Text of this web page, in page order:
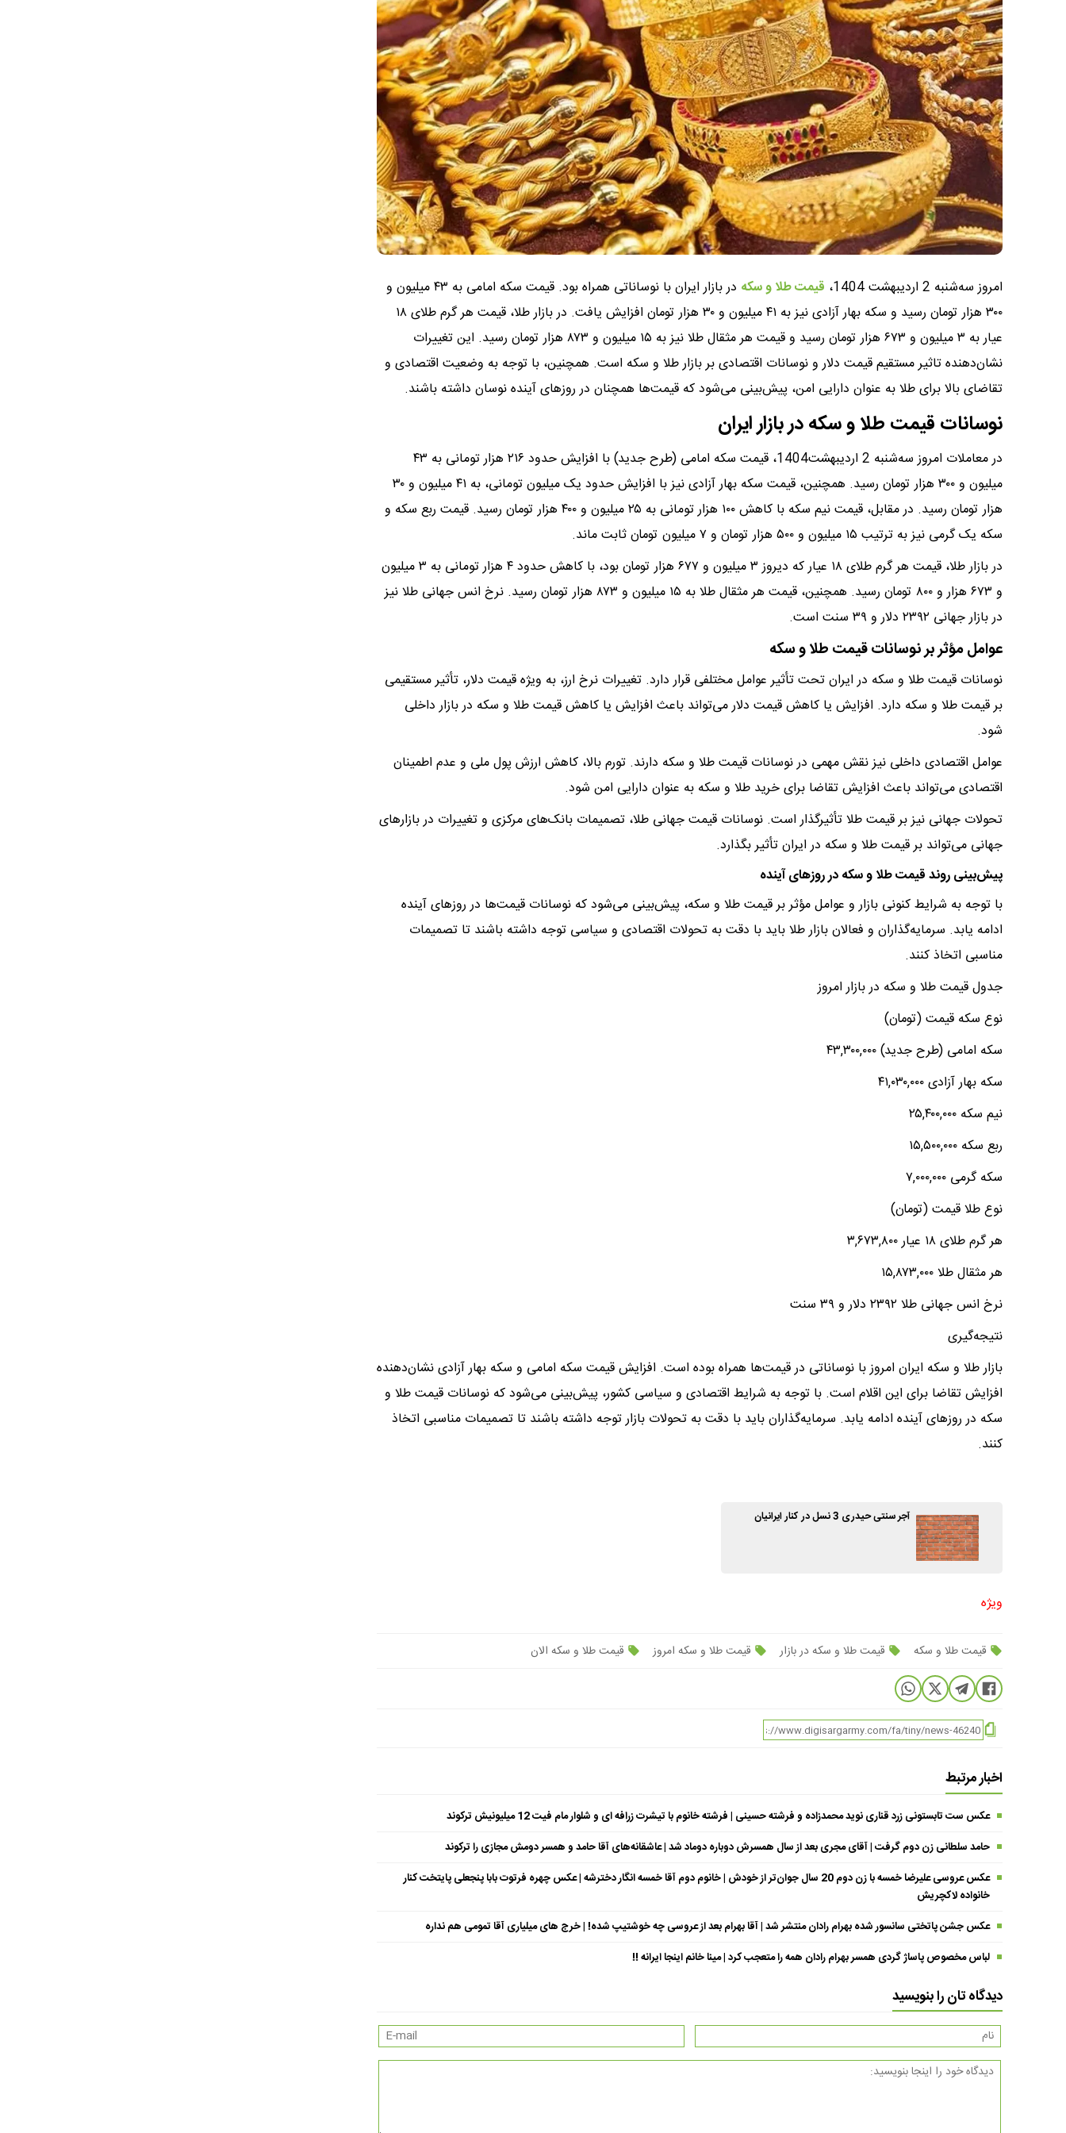
امروز سه‌شنبه 2 اردیبهشت 1404، قیمت طلا و سکه
در بازار ایران با نوساناتی همراه بود. قیمت سکه امامی به ۴۳ میلیون و
۳۰۰ هزار تومان رسید و سکه بهار آزادی نیز به ۴۱ میلیون و ۳۰ هزار تومان افزایش یافت. در بازار طلا، قیمت هر گرم طلای ۱۸
عیار به ۳ میلیون و ۶۷۳ هزار تومان رسید و قیمت هر مثقال طلا نیز به ۱۵ میلیون و ۸۷۳ هزار تومان رسید. این تغییرات
نشان‌دهنده تاثیر مستقیم قیمت دلار و نوسانات اقتصادی بر بازار طلا و سکه است. همچنین، با توجه به وضعیت اقتصادی و
تقاضای بالا برای طلا به عنوان دارایی امن، پیش‌بینی می‌شود که قیمت‌ها همچنان در روزهای آینده نوسان داشته باشند.
نوسانات قیمت طلا و سکه در بازار ایران
در معاملات امروز سه‌شنبه 2 اردیبهشت1404، قیمت سکه امامی (طرح جدید) با افزایش حدود ۲۱۶ هزار تومانی به ۴۳
میلیون و ۳۰۰ هزار تومان رسید. همچنین، قیمت سکه بهار آزادی نیز با افزایش حدود یک میلیون تومانی، به ۴۱ میلیون و ۳۰
هزار تومان رسید. در مقابل، قیمت نیم سکه با کاهش ۱۰۰ هزار تومانی به ۲۵ میلیون و ۴۰۰ هزار تومان رسید. قیمت ربع سکه و
سکه یک گرمی نیز به ترتیب ۱۵ میلیون و ۵۰۰ هزار تومان و ۷ میلیون تومان ثابت ماند.
در بازار طلا، قیمت هر گرم طلای ۱۸ عیار که دیروز ۳ میلیون و ۶۷۷ هزار تومان بود، با کاهش حدود ۴ هزار تومانی به ۳ میلیون
و ۶۷۳ هزار و ۸۰۰ تومان رسید. همچنین، قیمت هر مثقال طلا به ۱۵ میلیون و ۸۷۳ هزار تومان رسید. نرخ انس جهانی طلا نیز
در بازار جهانی ۲۳۹۲ دلار و ۳۹ سنت است.
عوامل مؤثر بر نوسانات قیمت طلا و سکه
نوسانات قیمت طلا و سکه در ایران تحت تأثیر عوامل مختلفی قرار دارد. تغییرات نرخ ارز، به ویژه قیمت دلار، تأثیر مستقیمی
بر قیمت طلا و سکه دارد. افزایش یا کاهش قیمت دلار می‌تواند باعث افزایش یا کاهش قیمت طلا و سکه در بازار داخلی
شود.​
عوامل اقتصادی داخلی نیز نقش مهمی در نوسانات قیمت طلا و سکه دارند. تورم بالا، کاهش ارزش پول ملی و عدم اطمینان
اقتصادی می‌تواند باعث افزایش تقاضا برای خرید طلا و سکه به عنوان دارایی امن شود.​
تحولات جهانی نیز بر قیمت طلا تأثیرگذار است. نوسانات قیمت جهانی طلا، تصمیمات بانک‌های مرکزی و تغییرات در بازارهای
جهانی می‌تواند بر قیمت طلا و سکه در ایران تأثیر بگذارد.​
پیش‌بینی روند قیمت طلا و سکه در روزهای آینده
با توجه به شرایط کنونی بازار و عوامل مؤثر بر قیمت طلا و سکه، پیش‌بینی می‌شود که نوسانات قیمت‌ها در روزهای آینده
ادامه یابد. سرمایه‌گذاران و فعالان بازار طلا باید با دقت به تحولات اقتصادی و سیاسی توجه داشته باشند تا تصمیمات
مناسبی اتخاذ کنند.​
جدول قیمت طلا و سکه در بازار امروز
نوع سکه قیمت (تومان)
سکه امامی (طرح جدید) ۴۳,۳۰۰,۰۰۰
سکه بهار آزادی ۴۱,۰۳۰,۰۰۰
نیم سکه ۲۵,۴۰۰,۰۰۰
ربع سکه ۱۵,۵۰۰,۰۰۰
سکه گرمی ۷,۰۰۰,۰۰۰
نوع طلا قیمت (تومان)
هر گرم طلای ۱۸ عیار ۳,۶۷۳,۸۰۰
هر مثقال طلا ۱۵,۸۷۳,۰۰۰
نرخ انس جهانی طلا ۲۳۹۲ دلار و ۳۹ سنت
نتیجه‌گیری
بازار طلا و سکه ایران امروز با نوساناتی در قیمت‌ها همراه بوده است. افزایش قیمت سکه امامی و سکه بهار آزادی نشان‌دهنده
افزایش تقاضا برای این اقلام است. با توجه به شرایط اقتصادی و سیاسی کشور، پیش‌بینی می‌شود که نوسانات قیمت طلا و
سکه در روزهای آینده ادامه یابد. سرمایه‌گذاران باید با دقت به تحولات بازار توجه داشته باشند تا تصمیمات مناسبی اتخاذ
کنند.
آجر سنتی حیدری 3 نسل در کنار ایرانیان
ویژه
قیمت طلا و سکه قیمت طلا و سکه در بازار قیمت طلا و سکه امروز قیمت طلا و سکه الان
اخبار مرتبط
عکس ست تابستونی زرد قناری نوید محمدزاده و فرشته حسینی | فرشته خانوم با تیشرت زرافه ای و شلوار مام فیت 12 میلیونیش ترکوند
حامد سلطانی زن دوم گرفت | آقای مجری بعد از سال همسرش دوباره دوماد شد | عاشقانه‌های آقا حامد و همسر دومش مجازی را ترکوند
عکس عروسی علیرضا خمسه با زن دوم 20 سال جوان‌تر از خودش | خانوم دوم آقا خمسه انگار دخترشه | عکس چهره فرتوت بابا پنجعلی پایتخت کنار
خانواده لاکچریش
عکس جشن پاتختی سانسور شده بهرام رادان منتشر شد | آقا بهرام بعد از عروسی چه خوشتیپ شده! | خرج های میلیاری آقا تمومی هم نداره
لباس مخصوص پاساژ گردی همسر بهرام رادان همه را متعجب کرد | مینا خانم اینجا ایرانه !!
دیدگاه تان را بنویسید